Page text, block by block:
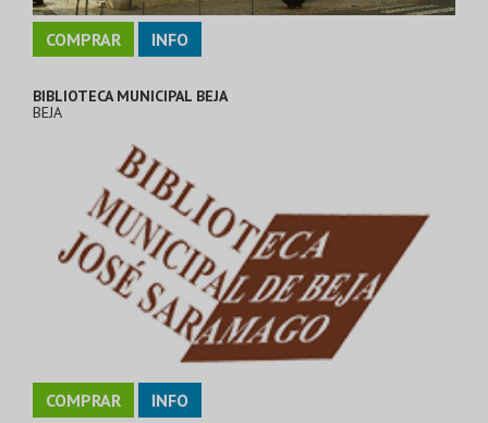
COMPRAR INFO
BIBLIOTECA MUNICIPAL BEJA
BEJA
COMPRAR INFO